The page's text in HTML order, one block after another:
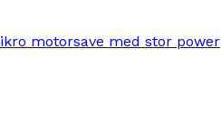
motorsave med stor power